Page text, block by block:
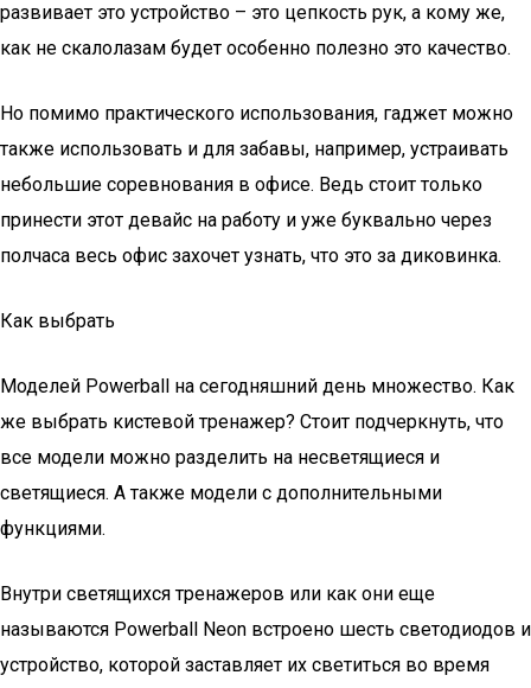
развивает это устройство – это цепкость рук, а кому же,
как не скалолазам будет особенно полезно это качество.
Но помимо практического использования, гаджет можно
также использовать и для забавы, например, устраивать
небольшие соревнования в офисе. Ведь стоит только
принести этот девайс на работу и уже буквально через
полчаса весь офис захочет узнать, что это за диковинка.
Как выбрать
Моделей Powerball на сегодняшний день множество. Как
же выбрать кистевой тренажер? Стоит подчеркнуть, что
все модели можно разделить на несветящиеся и
светящиеся. А также модели с дополнительными
функциями.
Внутри светящихся тренажеров или как они еще
называются Powerball Neon встроено шесть светодиодов и
устройство, которой заставляет их светиться во время